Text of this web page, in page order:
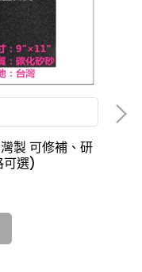
製 可修補、研
可選)